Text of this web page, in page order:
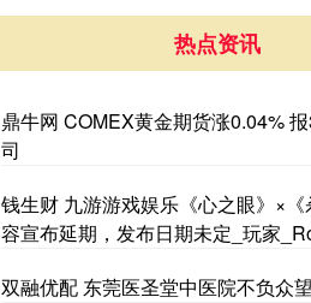
热点资讯
鼎牛网 COMEX黄金期货涨0.04%
司
钱生财 九游游戏娱乐《心之眼》×
容宣布延期，发布日期未定_玩家
双融优配 东莞医圣堂中医院不负众